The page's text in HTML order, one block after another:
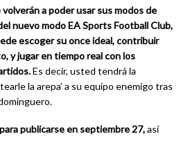
a poder usar sus modos de
nuevo modo EA Sports Football Club,
escoger su once ideal, contribuir
y jugar en tiempo real con los
Es decir, usted tendrá la
la arepa’ a su equipo enemigo tras
publicarse en septiembre 27,así